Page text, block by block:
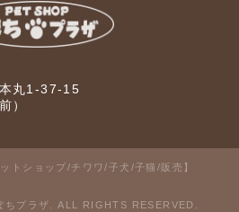
丸1-37-15
）
トショップ/チワワ/子犬/子猫/販売】
プラザ. ALL RIGHTS RESERVED.